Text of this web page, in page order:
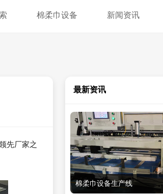
棉柔巾设备 新闻资讯
先厂家之
最新资讯
棉柔巾设备生产线